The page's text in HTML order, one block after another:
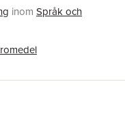
inom Språk och